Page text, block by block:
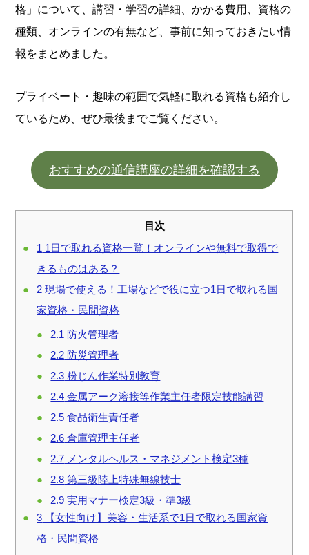
格」について、講習・学習の詳細、かかる費用、資格の
種類、オンラインの有無など、事前に知っておきたい情
報をまとめました。
プライベート・趣味の範囲で気軽に取れる資格も紹介し
ているため、ぜひ最後までご覧ください。
おすすめの通信講座の詳細を確認する
目次
1 1日で取れる資格一覧！オンラインや無料で取得で
きるものはある？
2 現場で使える！工場などで役に立つ1日で取れる国
家資格・民間資格
2.1 防火管理者
2.2 防災管理者
2.3 粉じん作業特別教育
2.4 金属アーク溶接等作業主任者限定技能講習
2.5 食品衛生責任者
2.6 倉庫管理主任者
2.7 メンタルヘルス・マネジメント検定3種
2.8 第三級陸上特殊無線技士
2.9 実用マナー検定3級・準3級
3 【女性向け】美容・生活系で1日で取れる国家資
格・民間資格